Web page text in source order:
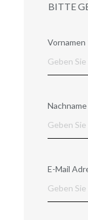
BITTE
Vornamen
Nachname
E-Mail